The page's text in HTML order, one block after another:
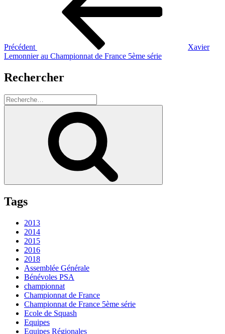
Précédent
Xavier
Lemonnier au Championnat de France 5ème série
Rechercher
Recherche
pour
Tags
2013
2014
2015
2016
2018
Assemblée Générale
Bénévoles PSA
championnat
Championnat de France
Championnat de France 5ème série
Ecole de Squash
Equipes
Equipes Régionales